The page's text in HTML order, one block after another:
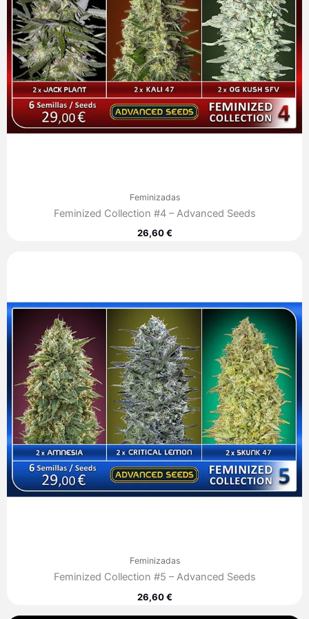
Feminizadas
Feminized Collection #4 – Advanced Seeds
26,60€
Feminizadas
Feminized Collection #5 – Advanced Seeds
26,60€